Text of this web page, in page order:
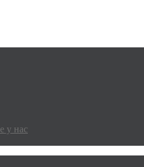
Via Felicium,
у нас